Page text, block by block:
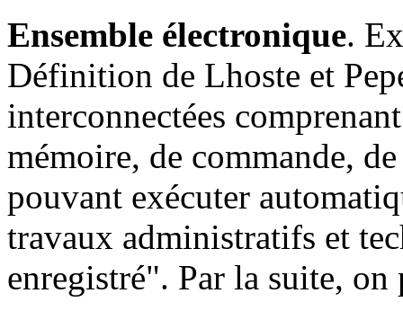
Ensemble électronique.
Définition de Lhoste et
interconnectées
mémoire, de commande,
pouvant exécuter
travaux administratifs et
enregistré". Par la suite,